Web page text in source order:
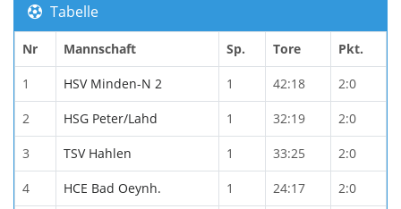
Tabelle
Nr Mannschaft Sp. Tore Pkt.
1 HSV Minden-N 2 1 42:18 2:0
2 HSG Peter/Lahd 1 32:19 2:0
3 TSV Hahlen 1 33:25 2:0
4 HCE Bad Oeynh. 1 24:17 2:0